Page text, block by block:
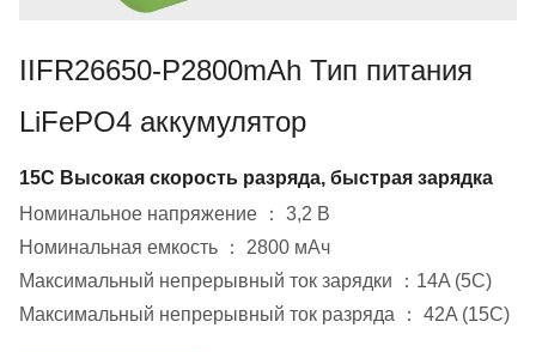
IIFR26650-P2800mAh Тип питания
LiFePO4 аккумулятор
15C Высокая скорость разряда, быстрая зарядка
Номинальное напряжение ： 3,2 В
Номинальная емкость ： 2800 мАч
Максимальный непрерывный ток зарядки ：14A (5C)
Максимальный непрерывный ток разряда ： 42A (15C)